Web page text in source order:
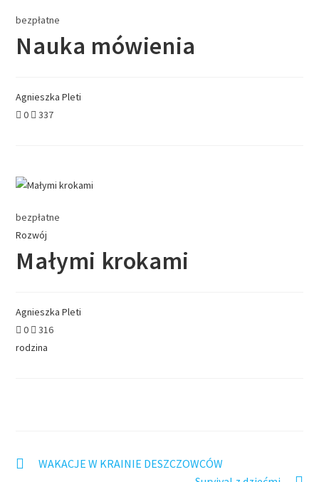
bezpłatne
Nauka mówienia
Agnieszka Pleti
0
337
bezpłatne
Rozwój
Małymi krokami
Agnieszka Pleti
0
316
rodzina
WAKACJE W KRAINIE DESZCZOWCÓW